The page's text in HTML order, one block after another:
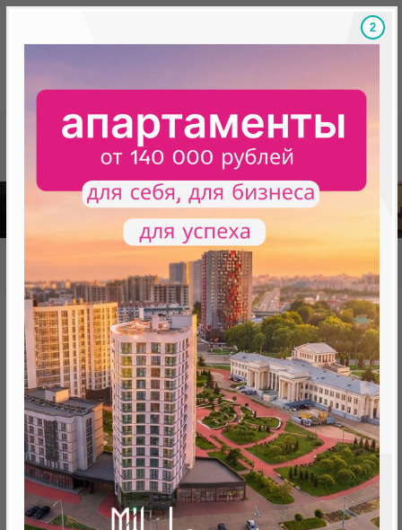
Скидки на новостройки, бонусы Готовые
База новостроек Минска «Минск Мир»
19.8 "Салоники", квартал "Южная Европа"
19.8 "Салоники", квартал
"Южная Европа"
от 0 BYN (0 USD)
Минск, Октябрьский, ул. Белградская
метро «Ковальская Слобода», 566 м
1